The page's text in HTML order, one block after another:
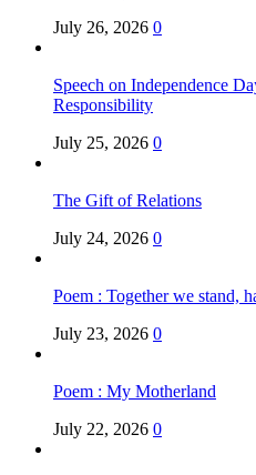
July 26, 2026 0
Speech on Independence
Responsibility
July 25, 2026 0
The Gift of Relations
July 24, 2026 0
Poem : Together we stand,
July 23, 2026 0
Poem : My Motherland
July 22, 2026 0